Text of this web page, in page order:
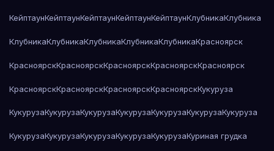
КейптаунКейптаунКейптаунКейптаунКейптаунКлубникаКлубника
КлубникаКлубникаКлубникаКлубникаКлубникаКрасноярск
КрасноярскКрасноярскКрасноярскКрасноярскКрасноярск
КрасноярскКрасноярскКрасноярскКрасноярскКукуруза
КукурузаКукурузаКукурузаКукурузаКукурузаКукурузаКукуруза
КукурузаКукурузаКукурузаКукурузаКукурузаКуриная грудка